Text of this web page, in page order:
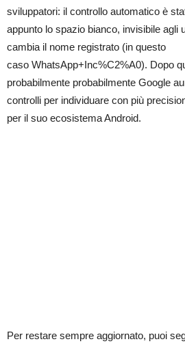
sviluppatori: il controllo automatico è
appunto lo spazio bianco, invisibile agli
cambia il nome registrato (in questo
caso WhatsApp+Inc%C2%A0). Dopo
probabilmente probabilmente Google
controlli per individuare con più
per il suo ecosistema Android.
Per restare sempre aggiornato, puoi